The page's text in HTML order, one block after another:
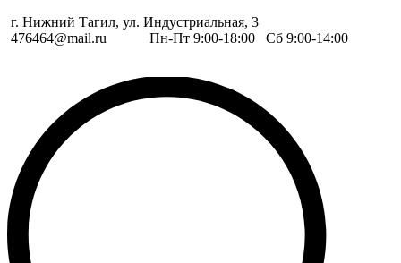
г. Нижний Тагил, ул. Индустриальная, 3
476464@mail.ru
Пн-Пт 9:00-18:00 Сб 9:00-14:00